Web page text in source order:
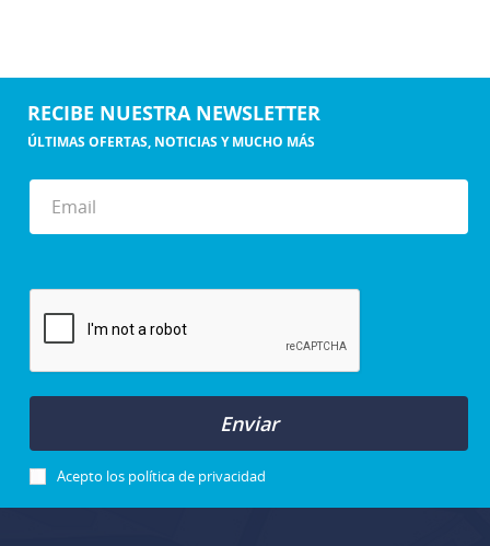
RECIBE NUESTRA NEWSLETTER
ÚLTIMAS OFERTAS, NOTICIAS Y MUCHO MÁS
Enviar
Acepto los política de privacidad